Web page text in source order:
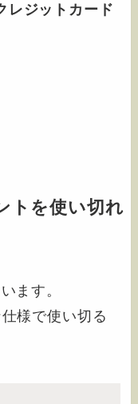
レジットカード
トを使い切れ
ます。
様で使い切る